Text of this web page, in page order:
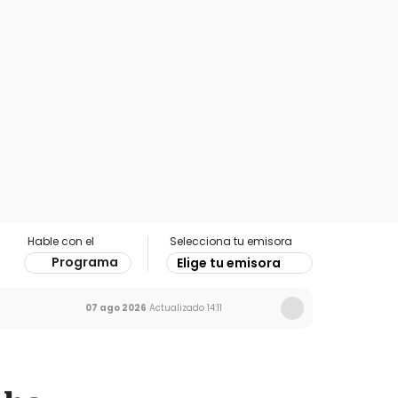
Hable con el
Programa
Selecciona tu emisora
Elige tu emisora
07 ago 2026 Actualizado 14:11